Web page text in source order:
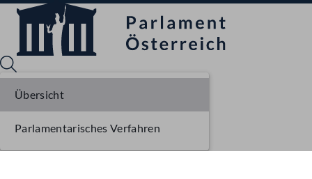
Übersicht
Parlamentarisches Verfahren